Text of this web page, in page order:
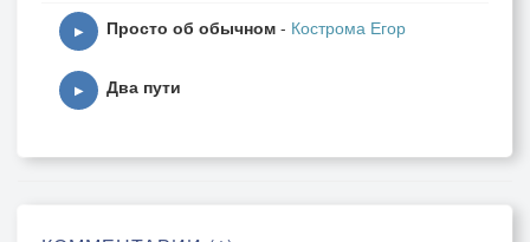
▶ Просто об обычном - Кострома Егор
▶ Два пути